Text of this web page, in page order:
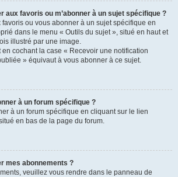
aux favoris ou m’abonner à un sujet spécifique ?
ou vous abonner à un sujet spécifique en
dans le menu « Outils du sujet », situé en haut et
illustré par une image.
en cochant la case « Recevoir une notification
» équivaut à vous abonner à ce sujet.
à un forum spécifique ?
à un forum spécifique en cliquant sur le lien
en bas de la page du forum.
mes abonnements ?
veuillez vous rendre dans le panneau de